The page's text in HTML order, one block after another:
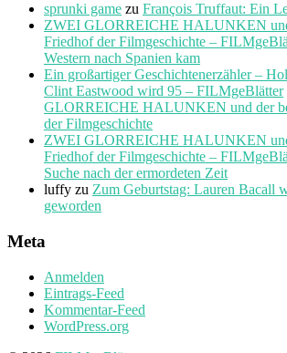
sprunki game zu François Truffaut: Ein
ZWEI GLORREICHE HALUNKEN
Friedhof der Filmgeschichte –
Western nach Spanien kam
Ein großartiger Geschichtenerzähler –
Clint Eastwood wird 95 – FILMgeBlätter
GLORREICHE HALUNKEN und der
der Filmgeschichte
ZWEI GLORREICHE HALUNKEN
Friedhof der Filmgeschichte –
Suche nach der ermordeten Zeit
luffy zu Zum Geburtstag: Lauren Bacall
geworden
Meta
Anmelden
Eintrags-Feed
Kommentar-Feed
WordPress.org